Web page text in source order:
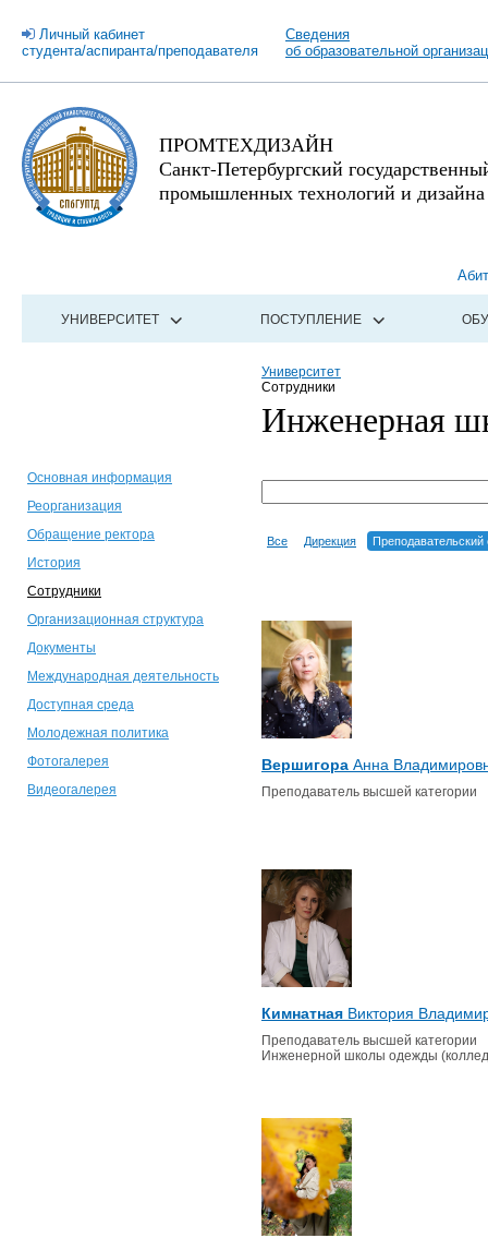
Личный кабинет
студента/аспиранта/преподавателя
Сведения
об образовательной
ПРОМТЕХДИЗАЙН
Санкт-Петербургский
промышленных технологий и дизайна
УНИВЕРСИТЕТ ПОСТУПЛЕНИЕ
Университет
Сотрудники
Инженерная
Основная информация
Реорганизация
Обращение ректора
История
Сотрудники
Организационная структура
Документы
Международная деятельность
Доступная среда
Молодежная политика
Фотогалерея
Видеогалерея
Все Дирекция Преподавательский
Вершигора Анна
Преподаватель высшей категории
Кимнатная Виктория
Преподаватель высшей категории
Инженерной школы одежды